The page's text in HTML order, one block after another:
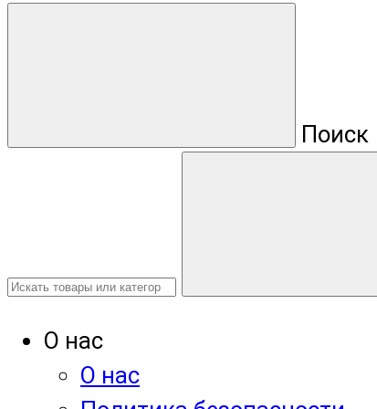
Поиск
О нас
О нас